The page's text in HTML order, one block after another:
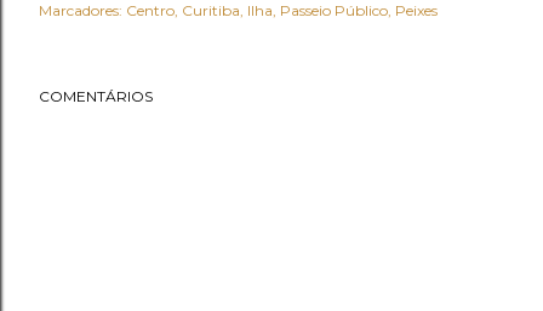
Marcadores: Centro Curitiba Ilha Passeio Público Peixes
COMENTÁRIOS